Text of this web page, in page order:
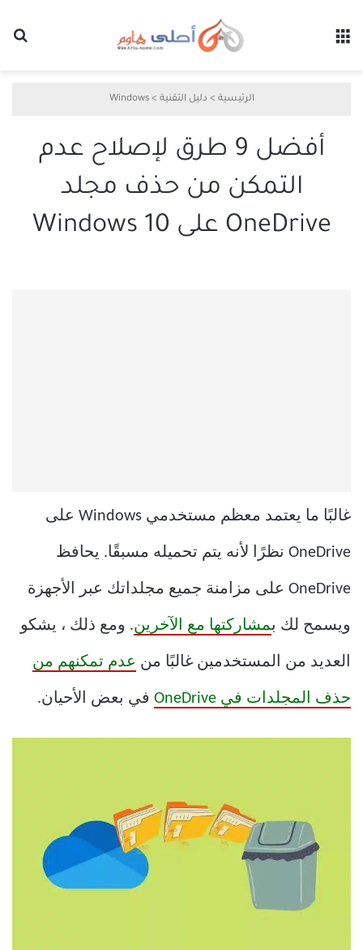
الرئيسية > دليل التقنية >
Windows
أفضل 9 طرق لإصلاح عدم
التمكن من حذف مجلد
OneDrive على Windows 10
غالبًا ما يعتمد معظم مستخدمي Windows على
OneDrive نظرًا لأنه يتم تحميله مسبقًا. يحافظ
OneDrive على مزامنة جميع مجلداتك عبر الأجهزة
ويسمح لك بمشاركتها مع الآخرين. ومع ذلك ، يشكو
العديد من المستخدمين غالبًا من عدم تمكنهم من
حذف المجلدات في OneDrive في بعض الأحيان.